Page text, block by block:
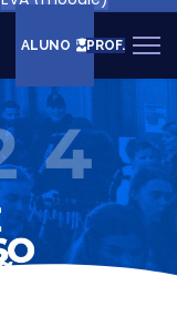
ALUNO PROF.